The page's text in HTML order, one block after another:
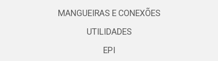
MANGUEIRAS E CONEXÕES
UTILIDADES
EPI